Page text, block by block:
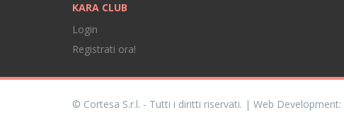
KARA CLUB
Login
Registrati ora!
© Cortesa S.r.l. - Tutti i diritti riservati. | Web Development: